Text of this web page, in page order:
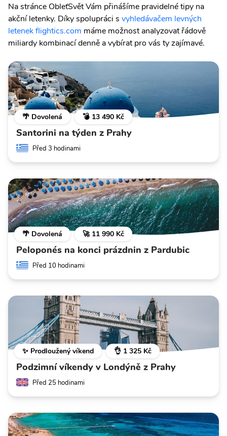
Na stránce ObleťSvět Vám přinášíme pravidelné tipy na
akční letenky. Díky spolupráci s vyhledávačem levných
letenek flightics.com máme možnost analyzovat řádově
miliardy kombinací denně a vybírat pro vás ty zajímavé.
🌴 Dovolená 💣 13 490 Kč
Santorini na týden z Prahy
Před 3 hodinami
🌴 Dovolená 🚀 11 990 Kč
Peloponés na konci prázdnin z Pardubic
Před 10 hodinami
✨ Prodloužený víkend 👌 1 325 Kč
Podzimní víkendy v Londýně z Prahy
Před 25 hodinami